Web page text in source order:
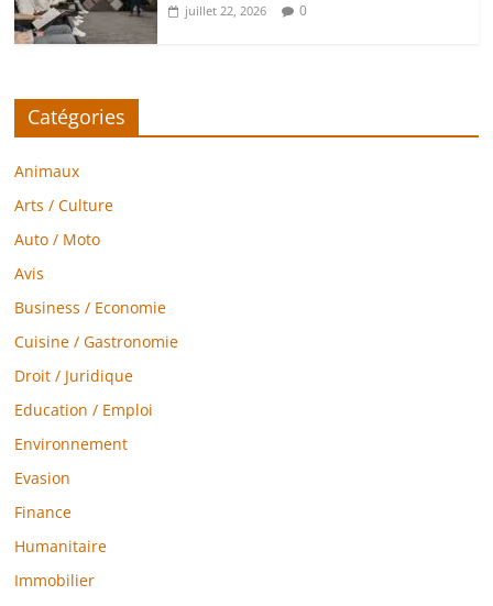
juillet 22, 2026 0
Catégories
Animaux
Arts / Culture
Auto / Moto
Avis
Business / Economie
Cuisine / Gastronomie
Droit / Juridique
Education / Emploi
Environnement
Evasion
Finance
Humanitaire
Immobilier